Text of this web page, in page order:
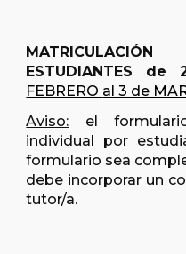
ESTUDIANTES de
FEBRERO al 3 de
Aviso:
el
individual por
formulario sea
debe incorporar un
tutor/a.